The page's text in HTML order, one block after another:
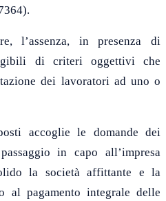
l’assenza, in presenza di
di criteri oggettivi che
dei lavoratori ad uno o
accoglie le domande dei
in capo all’impresa
la società affittante e la
al pagamento integrale delle